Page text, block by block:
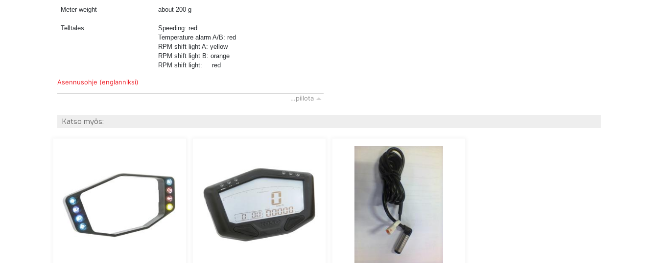
Meter weight about 200 g
Telltales
Speeding: red
Temperature alarm A/B: red
RPM shift light A: yellow
RPM shift light B: orange
RPM shift light: red
Asennusohje (englanniksi)
…piilota
Katso myös: